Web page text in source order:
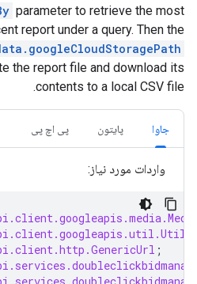
parameter to retrieve the most
report under a query. Then the
the report file and download its
contents to a local CSV file.
جاوا پایتون پی اچ پی
واردات مورد نیاز:
;